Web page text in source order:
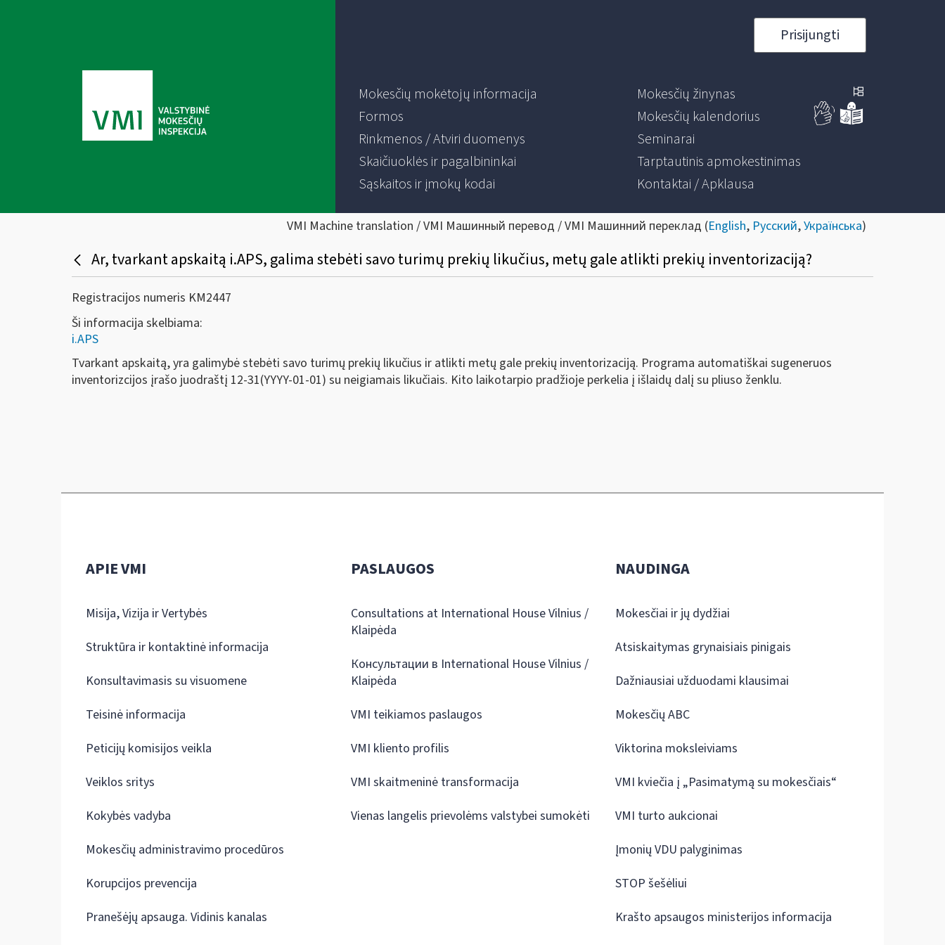
Prisijungti
Mokesčių mokėtojų informacija
Formos
Rinkmenos / Atviri duomenys
Skaičiuoklės ir pagalbininkai
Sąskaitos ir įmokų kodai
Mokesčių žinynas
Mokesčių kalendorius
Seminarai
Tarptautinis apmokestinimas
Kontaktai / Apklausa
VMI Machine translation / VMI Машинный перевод / VMI Машинний переклад (English, Русский,Українська)
Ar, tvarkant apskaitą i.APS, galima stebėti savo turimų prekių likučius, metų gale atlikti prekių inventorizaciją?
Registracijos numeris KM2447
Ši informacija skelbiama:
i.APS
Tvarkant apskaitą, yra galimybė stebėti savo turimų prekių likučius ir atlikti metų gale prekių inventorizaciją. Programa automatiškai sugeneruos
inventorizcijos įrašo juodraštį 12-31(YYYY-01-01) su neigiamais likučiais. Kito laikotarpio pradžioje perkelia į išlaidų dalį su pliuso ženklu.
APIE VMI
Misija, Vizija ir Vertybės
Struktūra ir kontaktinė informacija
Konsultavimasis su visuomene
Teisinė informacija
Peticijų komisijos veikla
Veiklos sritys
Kokybės vadyba
Mokesčių administravimo procedūros
Korupcijos prevencija
Pranešėjų apsauga. Vidinis kanalas
PASLAUGOS
Consultations at International House Vilnius /
Klaipėda
Консультации в International House Vilnius /
Klaipėda
VMI teikiamos paslaugos
VMI kliento profilis
VMI skaitmeninė transformacija
Vienas langelis prievolėms valstybei sumokėti
NAUDINGA
Mokesčiai ir jų dydžiai
Atsiskaitymas grynaisiais pinigais
Dažniausiai užduodami klausimai
Mokesčių ABC
Viktorina moksleiviams
VMI kviečia į „Pasimatymą su mokesčiais“
VMI turto aukcionai
Įmonių VDU palyginimas
STOP šešėliui
Krašto apsaugos ministerijos informacija